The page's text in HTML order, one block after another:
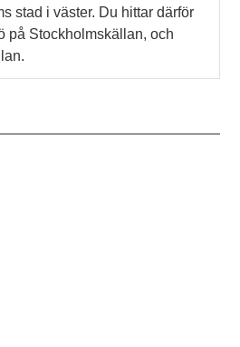
stad i väster. Du hittar därför
på Stockholmskällan, och